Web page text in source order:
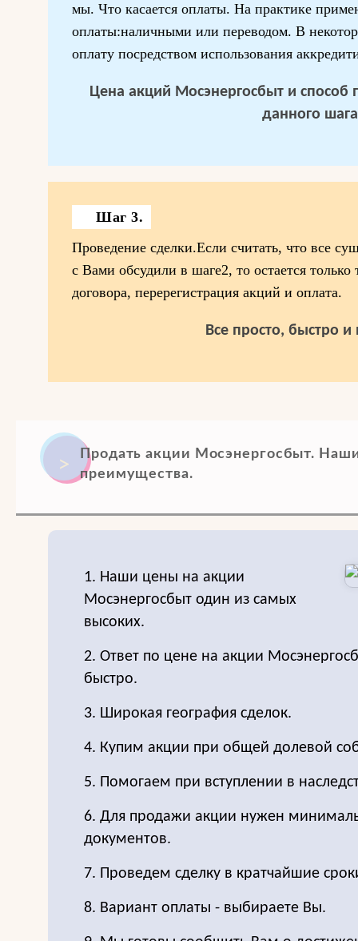
мы. Что касается оплаты. На практике
оплаты:наличными или переводом. В
оплату посредством использования
Цена акций Мосэнергосбыт и способ
данного
Шаг 3.
Проведение сделки.Если считать, что все
с Вами обсудили в шаге2, то остается только
договора, перерегистрация акций и оплата.
Все просто, быстро и
Продать акции Мосэнергосбыт.
преимущества.
1. Наши цены на акции
Мосэнергосбыт один из самых
высоких.
2. Ответ по цене на акции
быстро.
3. Широкая география сделок.
4. Купим акции при общей долевой
5. Помогаем при вступлении в
6. Для продажи акции нужен
документов.
7. Проведем сделку в кратчайшие
8. Вариант оплаты - выбираете Вы.